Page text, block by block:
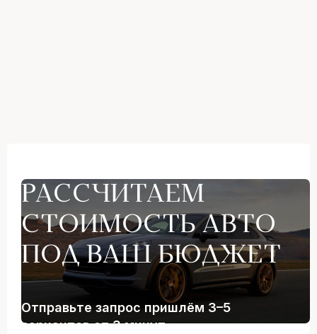
РАССЧИТАЕМ
СТОИМОСТЬ АВТО
ПОД ВАШ БЮДЖЕТ
Отправьте запрос пришлём 3–5
вариантов от 3 минут